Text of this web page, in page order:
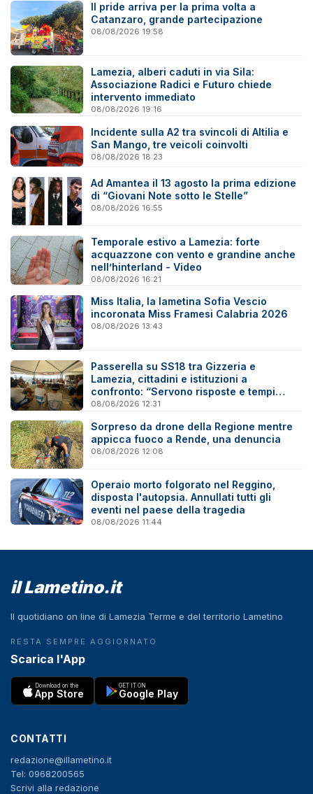
Il pride arriva per la prima volta a
Catanzaro, grande partecipazione
08/08/2026 19:58
Lamezia, alberi caduti in via Sila:
Associazione Radici e Futuro chiede
intervento immediato
08/08/2026 19:16
Incidente sulla A2 tra svincoli di Altilia e
San Mango, tre veicoli coinvolti
08/08/2026 18:23
Ad Amantea il 13 agosto la prima edizione
di “Giovani Note sotto le Stelle”
08/08/2026 16:55
Temporale estivo a Lamezia: forte
acquazzone con vento e grandine anche
nell’hinterland - Video
08/08/2026 16:21
Miss Italia, la lametina Sofia Vescio
incoronata Miss Framesi Calabria 2026
08/08/2026 13:43
Passerella su SS18 tra Gizzeria e
Lamezia, cittadini e istituzioni a
confronto: “Servono risposte e tempi
certi”
08/08/2026 12:31
Sorpreso da drone della Regione mentre
appicca fuoco a Rende, una denuncia
08/08/2026 12:08
Operaio morto folgorato nel Reggino,
disposta l'autopsia. Annullati tutti gli
eventi nel paese della tragedia
08/08/2026 11:44
il Lametino.it
Il quotidiano on line di Lamezia Terme e del territorio Lametino
RESTA SEMPRE AGGIORNATO
Scarica l'App
Download on the
App Store
GET IT ON
Google Play
CONTATTI
redazione@illametino.it
Tel: 0968200565
Scrivi alla redazione